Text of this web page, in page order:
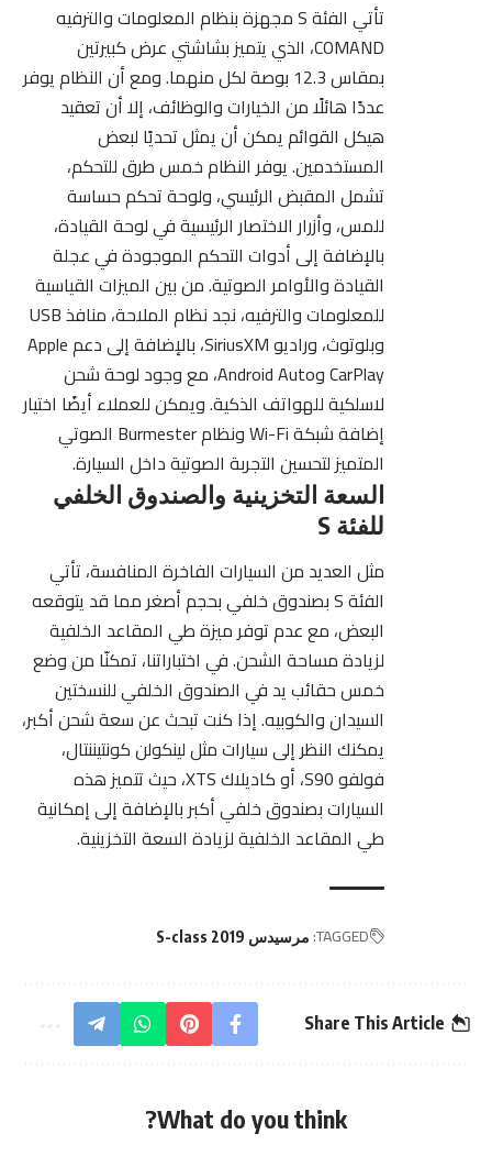
تأتي الفئة S مجهزة بنظام المعلومات والترفيه
COMAND، الذي يتميز بشاشتي عرض كبيرتين
بمقاس 12.3 بوصة لكل منهما. ومع أن النظام يوفر
عددًا هائلًا من الخيارات والوظائف، إلا أن تعقيد
هيكل القوائم يمكن أن يمثل تحديًا لبعض
المستخدمين. يوفر النظام خمس طرق للتحكم،
تشمل المقبض الرئيسي، ولوحة تحكم حساسة
للمس، وأزرار الاختصار الرئيسية في لوحة القيادة،
بالإضافة إلى أدوات التحكم الموجودة في عجلة
القيادة والأوامر الصوتية. من بين الميزات القياسية
للمعلومات والترفيه، نجد نظام الملاحة، منافذ USB
وبلوتوث، وراديو SiriusXM، بالإضافة إلى دعم Apple
CarPlay وAndroid Auto، مع وجود لوحة شحن
لاسلكية للهواتف الذكية. ويمكن للعملاء أيضًا اختيار
إضافة شبكة Wi-Fi ونظام Burmester الصوتي
المتميز لتحسين التجربة الصوتية داخل السيارة.
السعة التخزينية والصندوق الخلفي
للفئة S
مثل العديد من السيارات الفاخرة المنافسة، تأتي
الفئة S بصندوق خلفي بحجم أصغر مما قد يتوقعه
البعض، مع عدم توفر ميزة طي المقاعد الخلفية
لزيادة مساحة الشحن. في اختباراتنا، تمكنّا من وضع
خمس حقائب يد في الصندوق الخلفي للنسختين
السيدان والكوبيه. إذا كنت تبحث عن سعة شحن أكبر،
يمكنك النظر إلى سيارات مثل لينكولن كونتيننتال،
فولفو S90، أو كاديلاك XTS، حيث تتميز هذه
السيارات بصندوق خلفي أكبر بالإضافة إلى إمكانية
طي المقاعد الخلفية لزيادة السعة التخزينية.
TAGGED: مرسيدس​ 2019 S-class
Share This Article
What do you think?